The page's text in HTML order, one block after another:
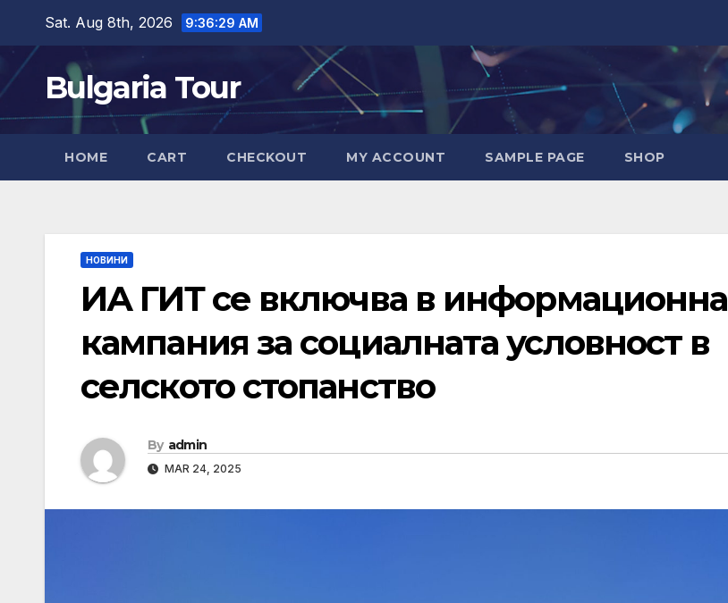
content
Sat. Aug 8th, 2026 9:36:30 AM
Bulgaria Tour
HOME CART CHECKOUT MY ACCOUNT SAMPLE PAGE SHOP
НОВИНИ
ИА ГИТ се включва в информационна
кампания за социалната условност в
селското стопанство
By admin
MAR 24, 2025